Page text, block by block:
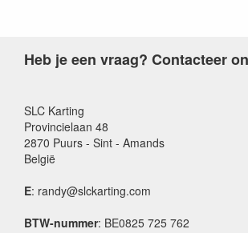
Heb je een vraag? Contacteer
SLC Karting
Provincielaan 48
2870 Puurs - Sint - Amands
België
E: randy@slckarting.com
BTW-nummer: BE0825 725 762